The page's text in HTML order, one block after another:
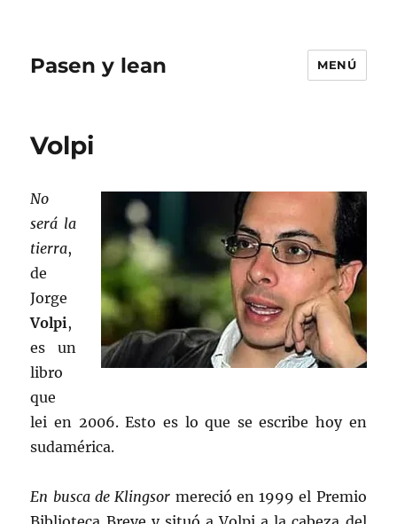
Pasen y lean MENÚ
Volpi
No
será la
tierra,
de
Jorge
Volpi,
es un
libro
que
lei en 2006. Esto es lo que se escribe hoy en
sudamérica.
En busca de Klingsor mereció en 1999 el Premio